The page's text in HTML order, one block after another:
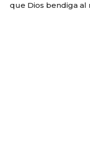
que Dios bendiga al